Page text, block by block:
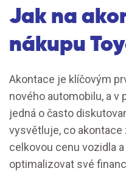
Jak na
nákupu
Akontace je klíčovým
nového automobilu, a v
jedná o často
vysvětluje, co akontace
celkovou cenu vozidla
optimalizovat své